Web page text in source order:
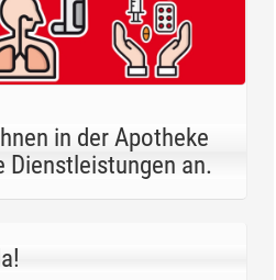
in der Apotheke
Dienstleistungen an.